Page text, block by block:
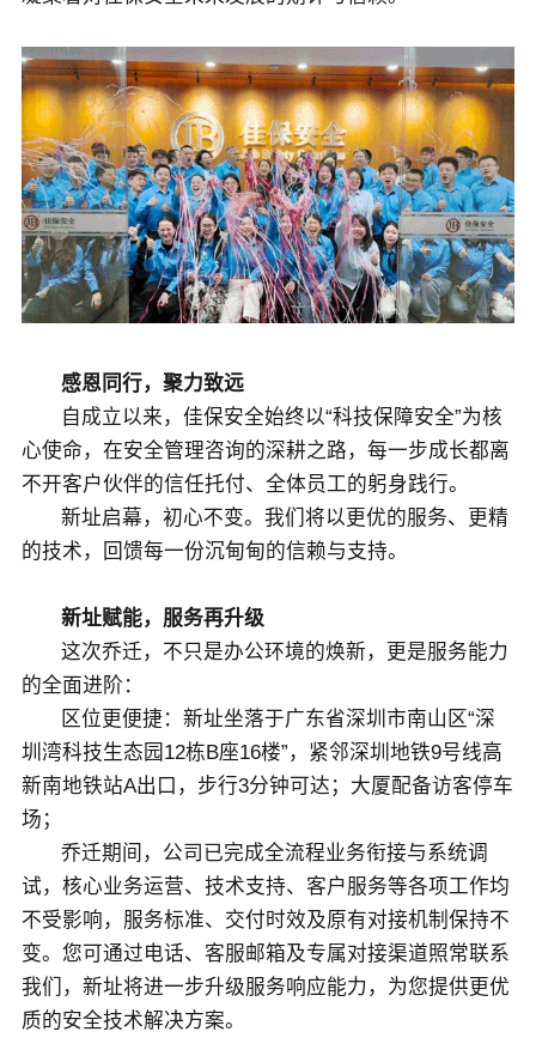
感恩同行，聚力致远
自成立以来，佳保安全始终以“科技保障安全”为核
心使命，在安全管理咨询的深耕之路，每一步成长都离
不开客户伙伴的信任托付、全体员工的躬身践行。
新址启幕，初心不变。我们将以更优的服务、更精
的技术，回馈每一份沉甸甸的信赖与支持。
新址赋能，服务再升级
这次乔迁，不只是办公环境的焕新，更是服务能力
的全面进阶：
区位更便捷：新址坐落于广东省深圳市南山区“深
圳湾科技生态园12栋B座16楼”，紧邻深圳地铁9号线高
新南地铁站A出口，步行3分钟可达；大厦配备访客停车
场；
乔迁期间，公司已完成全流程业务衔接与系统调
试，核心业务运营、技术支持、客户服务等各项工作均
不受影响，服务标准、交付时效及原有对接机制保持不
变。您可通过电话、客服邮箱及专属对接渠道照常联系
我们，新址将进一步升级服务响应能力，为您提供更优
质的安全技术解决方案。